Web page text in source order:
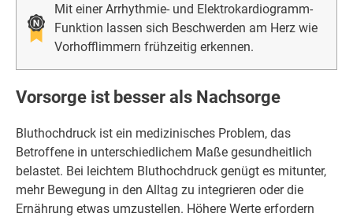
Mit einer Arrhythmie- und Elektrokardiogramm-
Funktion lassen sich Beschwerden am Herz wie
Vorhofflimmern frühzeitig erkennen.
Vorsorge ist besser als Nachsorge
Bluthochdruck ist ein medizinisches Problem, das
Betroffene in unterschiedlichem Maße gesundheitlich
belastet. Bei leichtem Bluthochdruck genügt es mitunter,
mehr Bewegung in den Alltag zu integrieren oder die
Ernährung etwas umzustellen. Höhere Werte erfordern